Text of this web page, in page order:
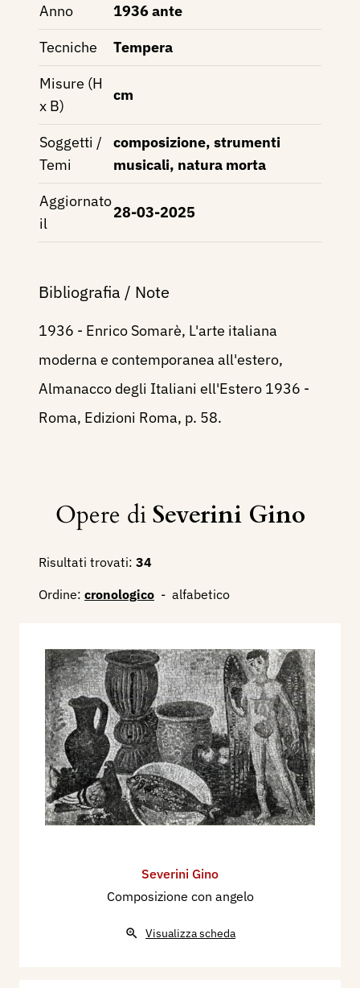
Anno
1936 ante
Tecniche
Tempera
Misure (H
x B)
cm
Soggetti /
Temi
composizione, strumenti
musicali, natura morta
Aggiornato
il
28-03-2025
Bibliografia / Note
1936 - Enrico Somarè, L'arte italiana
moderna e contemporanea all'estero,
Almanacco degli Italiani ell'Estero 1936 -
Roma, Edizioni Roma, p. 58.
Opere diSeverini Gino
Risultati trovati: 34
Ordine: cronologico - alfabetico
Severini Gino
Composizione con angelo
Visualizza scheda